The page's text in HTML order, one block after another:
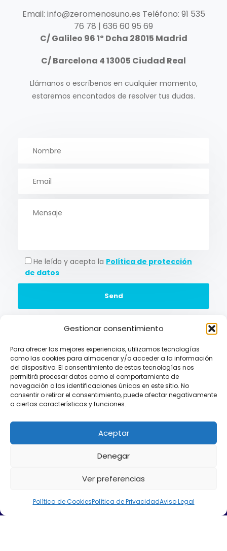
Gestionar consentimiento
Para ofrecer las mejores experiencias, utilizamos tecnologías
como las cookies para almacenar y/o acceder a la información
del dispositivo. El consentimiento de estas tecnologías nos
permitirá procesar datos como el comportamiento de
navegación o las identificaciones únicas en este sitio. No
consentir o retirar el consentimiento, puede afectar negativamente
a ciertas características y funciones.
Aceptar
Denegar
Ver preferencias
Política de CookiesPolítica de PrivacidadAviso Legal
Email: info@zeromenosuno.es Teléfono: 91 535
76 78 | 636 60 95 69
C/ Galileo 96 1º Dcha 28015 Madrid
C/ Barcelona 4 13005 Ciudad Real
Llámanos o escríbenos en cualquier momento,
estaremos encantados de resolver tus dudas.
He leído y acepto la Política de protección
de datos
Aviso Legal